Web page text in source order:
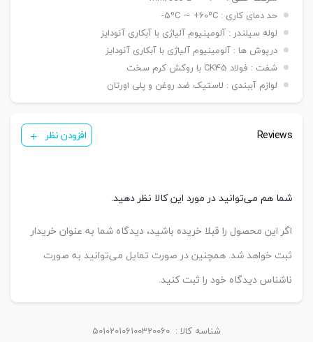
حد دمای کاری : 5ºC ∼ +60ºC-
لوله سیلندر : آلومینیوم آلیاژی با آبکاری آنودایز
درپوش ها : آلومینیوم آلیاژی با آبکاری آنودایز
شفت : فولاد CK45 با روکش کرم سخت
لوازم آببندی : لاستیک ضد روغن و پلی اورتان
Reviews افزودن نظر
شما هم می‌توانید در مورد این کالا نظر دهید.
اگر این محصول را قبلا خریده باشید، دیدگاه شما به عنوان خریدار
ثبت خواهد شد. همچنین در صورت تمایل می‌توانید به صورت
ناشناس دیدگاه خود را ثبت کنید.
شناسه کالا : 501020106100320060